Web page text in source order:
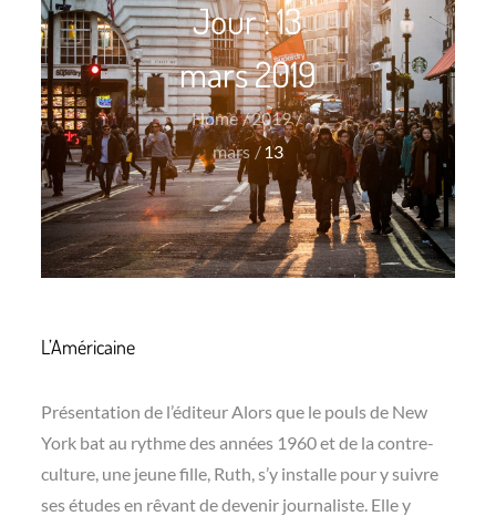
Jour :13
mars 2019
Home
2019
mars
13
L’Américaine
Présentation de l’éditeur Alors que le pouls de New
York bat au rythme des années 1960 et de la contre-
culture, une jeune fille, Ruth, s’y installe pour y suivre
ses études en rêvant de devenir journaliste. Elle y